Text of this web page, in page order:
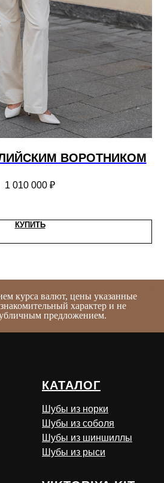
ВОРОТНИКОМ
1 010 000 ₽
КУПИТЬ
курса валют, цены указанные
характер и не
предложением.
КАТАЛОГ
Шубы из норки
Шубы из соболя
Шубы из шиншиллы
Шубы из рыси